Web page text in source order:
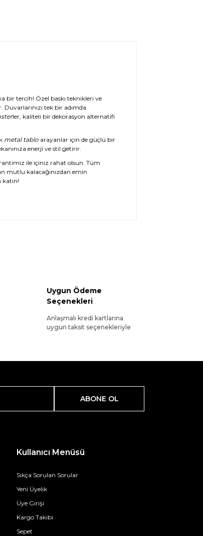
bir tercih! Özel baskı teknikleri ve
tek bir adımda
ler, kaliteli bir dekorasyon alternatifi
metal tabloarayanlar için de güçlü bir
enerji ve stil getirir.
ile içiniz rahat olsun. Tüm
mutlu kalacağınızdan emin
Uygun Ödeme
Seçenekleri
Anlaşmalı kredi kartlarına
uygun taksit seçenekleriyle
ABONE OL
Kullanıcı Menüsü
Sıkça Sorulan Sorular
Yeni Üyelik
Üye Girişi
Kargo Takibi
Sepet